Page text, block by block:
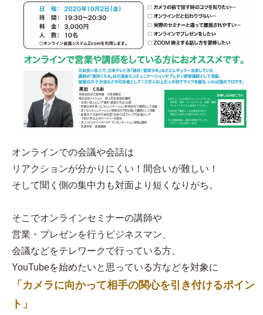
オンラインでの会議や会話は
リアクションが分かりにくい！間合いが難しい！
そして聞く側の集中力も対面より短くなりがち。
そこでオンラインセミナーの講師や
営業・プレゼンを行うビジネスマン、
会議などをテレワークで行っている方、
YouTubeを始めたいと思っている方などを対象に
「カメラに向かって相手の関心を引き付けるポイン
ト」